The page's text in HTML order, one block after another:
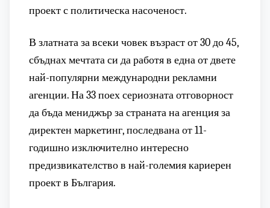
проект с политическа насоченост.
В златната за всеки човек възраст от 30 до 45,
сбъднах мечтата си да работя в една от двете
най-популярни международни рекламни
агенции. На 33 поех сериозната отговорност
да бъда мениджър за страната на агенция за
директен маркетинг, последвана от 11-
годишно изключително интересно
предизвикателство в най-големия кариерен
проект в България.